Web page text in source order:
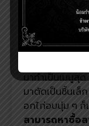
น้อยนอกจากจะ
เมนูง่าย ๆ เพิ่ม
เป็น เมนูซูชิ หรือ
ยังไม่พอ ถ้าใค
เพิ่มความฟินไ
มาทำเป็นเมนูสุ
มาตัดเป็นชิ้นเล็
อกไก่อบนุ่ม ๆ ก็
สามารถหาซื้อ